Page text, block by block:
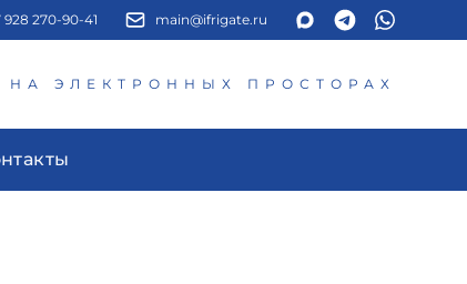
928 270-90-41 main@ifrigate.ru
ЭЛЕКТРОННЫХ ПРОСТОРАХ